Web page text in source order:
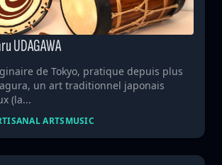
UDAGAWA
de Tokyo, pratique depuis plus
un art traditionnel japonais
(la...
ARTSMUSIC